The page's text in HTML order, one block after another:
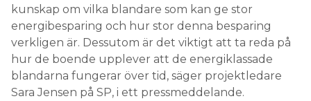
kunskap om vilka blandare som kan ge stor
energibesparing och hur stor denna besparing
verkligen är. Dessutom är det viktigt att ta reda på
hur de boende upplever att de energiklassade
blandarna fungerar över tid, säger projektledare
Sara Jensen på SP, i ett pressmeddelande.